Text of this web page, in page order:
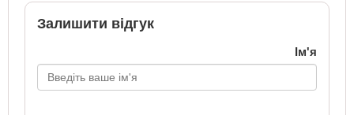
Залишити відгук
Ім'я